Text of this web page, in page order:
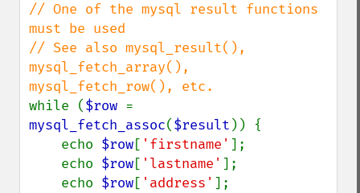
// One of the mysql result functions
must be used
// See also mysql_result(),
mysql_fetch_array(),
while ($row
mysql_fetch_assoc($result )) {
    echo
$row[ 'firstname' ];
    echo
$row[ 'lastname' ];
    echo
$row[ 'address' ];